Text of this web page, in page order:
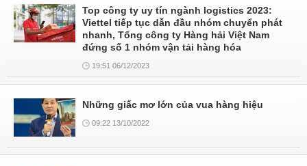
Top công ty uy tín ngành logistics 2023:
Viettel tiếp tục dẫn đầu nhóm chuyển phát
nhanh, Tổng công ty Hàng hải Việt Nam
đứng số 1 nhóm vận tải hàng hóa
19:51 06/12/2023
Những giấc mơ lớn của vua hàng hiệu
09:22 13/10/2022